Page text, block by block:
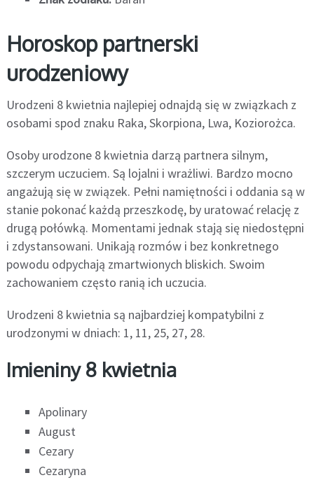
Horoskop partnerski
urodzeniowy
Urodzeni 8 kwietnia najlepiej odnajdą się w związkach z
osobami spod znaku Raka, Skorpiona, Lwa, Koziorożca.
Osoby urodzone 8 kwietnia darzą partnera silnym,
szczerym uczuciem. Są lojalni i wrażliwi. Bardzo mocno
angażują się w związek. Pełni namiętności i oddania są w
stanie pokonać każdą przeszkodę, by uratować relację z
drugą połówką. Momentami jednak stają się niedostępni
i zdystansowani. Unikają rozmów i bez konkretnego
powodu odpychają zmartwionych bliskich. Swoim
zachowaniem często ranią ich uczucia.
Urodzeni 8 kwietnia są najbardziej kompatybilni z
urodzonymi w dniach: 1, 11, 25, 27, 28.
Imieniny 8 kwietnia
Apolinary
August
Cezary
Cezaryna